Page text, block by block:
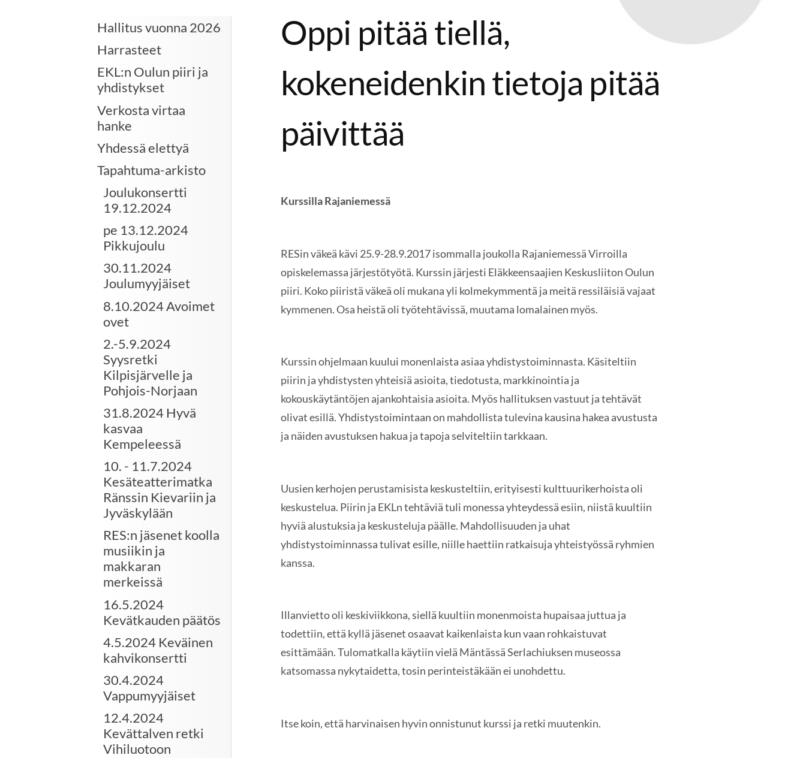
Hallitus vuonna 2026
Harrasteet
EKL:n Oulun piiri ja
yhdistykset
Verkosta virtaa
hanke
Yhdessä elettyä
Tapahtuma-arkisto
Joulukonsertti
19.12.2024
pe 13.12.2024
Pikkujoulu
30.11.2024
Joulumyyjäiset
8.10.2024 Avoimet
ovet
2.-5.9.2024
Syysretki
Kilpisjärvelle ja
Pohjois-Norjaan
31.8.2024 Hyvä
kasvaa
Kempeleessä
10. - 11.7.2024
Kesäteatterimatka
Ränssin Kievariin ja
Jyväskylään
RES:n jäsenet koolla
musiikin ja
makkaran
merkeissä
16.5.2024
Kevätkauden päätös
4.5.2024 Keväinen
kahvikonsertti
30.4.2024
Vappumyyjäiset
12.4.2024
Kevättalven retki
Vihiluotoon
Oppi pitää tiellä,
kokeneidenkin tietoja pitää
päivittää
Kurssilla Rajaniemessä
RESin väkeä kävi 25.9-28.9.2017 isommalla joukolla Rajaniemessä Virroilla
opiskelemassa järjestötyötä. Kurssin järjesti Eläkkeensaajien Keskusliiton Oulun
piiri. Koko piiristä väkeä oli mukana yli kolmekymmentä ja meitä ressiläisiä vajaat
kymmenen. Osa heistä oli työtehtävissä, muutama lomalainen myös.
Kurssin ohjelmaan kuului monenlaista asiaa yhdistystoiminnasta. Käsiteltiin
piirin ja yhdistysten yhteisiä asioita, tiedotusta, markkinointia ja
kokouskäytäntöjen ajankohtaisia asioita. Myös hallituksen vastuut ja tehtävät
olivat esillä. Yhdistystoimintaan on mahdollista tulevina kausina hakea avustusta
ja näiden avustuksen hakua ja tapoja selviteltiin tarkkaan.
Uusien kerhojen perustamisista keskusteltiin, erityisesti kulttuurikerhoista oli
keskustelua. Piirin ja EKLn tehtäviä tuli monessa yhteydessä esiin, niistä kuultiin
hyviä alustuksia ja keskusteluja päälle. Mahdollisuuden ja uhat
yhdistystoiminnassa tulivat esille, niille haettiin ratkaisuja yhteistyössä ryhmien
kanssa.
Illanvietto oli keskiviikkona, siellä kuultiin monenmoista hupaisaa juttua ja
todettiin, että kyllä jäsenet osaavat kaikenlaista kun vaan rohkaistuvat
esittämään. Tulomatkalla käytiin vielä Mäntässä Serlachiuksen museossa
katsomassa nykytaidetta, tosin perinteistäkään ei unohdettu.
Itse koin, että harvinaisen hyvin onnistunut kurssi ja retki muutenkin.